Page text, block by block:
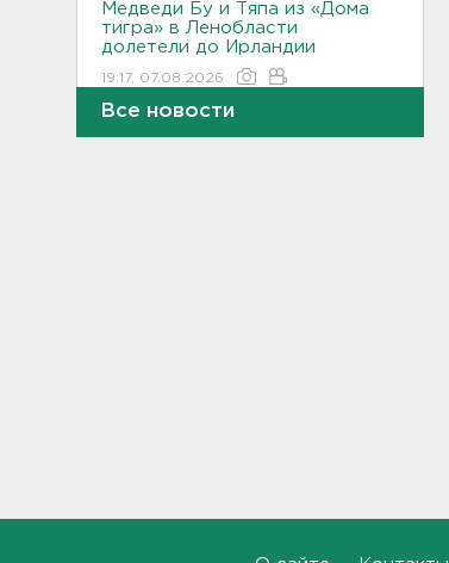
Медведи Бу и Тяпа из «Дома
тигра» в Ленобласти
долетели до Ирландии
19:17, 07.08.2026
Больше десятка человек
Все новости